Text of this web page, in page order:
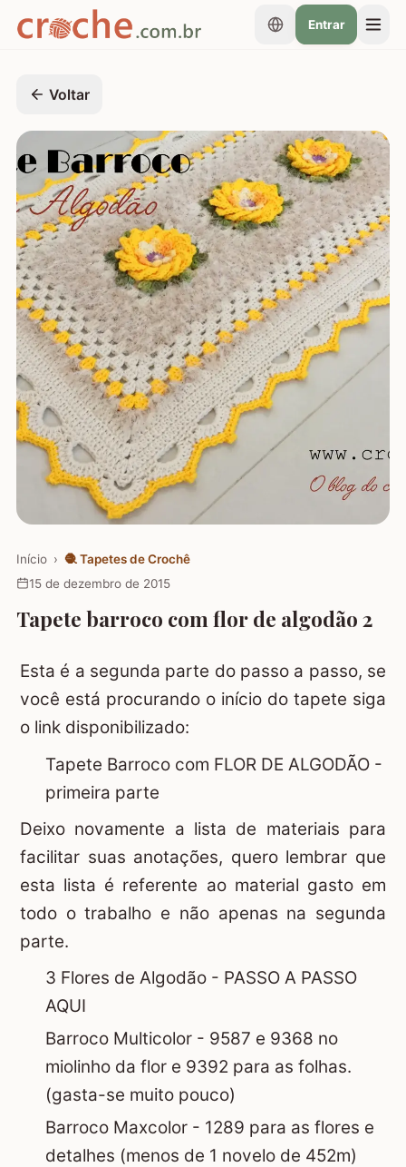
Entrar
Voltar
Início › 🧶 Tapetes de Crochê
15 de dezembro de 2015
Tapete barroco com flor de algodão 2
Esta é a segunda parte do passo a passo, se
você está procurando o início do tapete siga
o link disponibilizado:
Tapete Barroco com FLOR DE ALGODÃO -
primeira parte
Deixo novamente a lista de materiais para
facilitar suas anotações, quero lembrar que
esta lista é referente ao material gasto em
todo o trabalho e não apenas na segunda
parte.
3 Flores de Algodão - PASSO A PASSO
AQUI
Barroco Multicolor - 9587 e 9368 no
miolinho da flor e 9392 para as folhas.
(gasta-se muito pouco)
Barroco Maxcolor - 1289 para as flores e
detalhes (menos de 1 novelo de 452m)